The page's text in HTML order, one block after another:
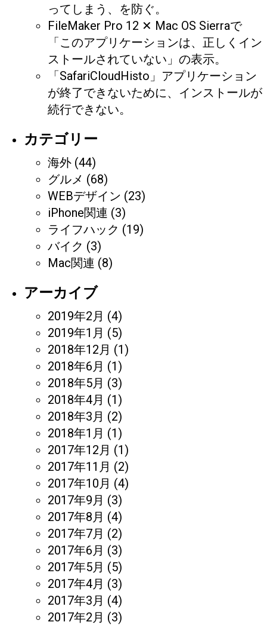
ってしまう、を防ぐ。
FileMaker Pro 12 ✕ Mac OS Sierraで
「このアプリケーションは、正しくイン
ストールされていない」の表示。
「SafariCloudHisto」アプリケーション
が終了できないために、インストールが
続行できない。
カテゴリー
海外 (44)
グルメ (68)
WEBデザイン (23)
iPhone関連 (3)
ライフハック (19)
バイク (3)
Mac関連 (8)
アーカイブ
2019年2月 (4)
2019年1月 (5)
2018年12月 (1)
2018年6月 (1)
2018年5月 (3)
2018年4月 (1)
2018年3月 (2)
2018年1月 (1)
2017年12月 (1)
2017年11月 (2)
2017年10月 (4)
2017年9月 (3)
2017年8月 (4)
2017年7月 (2)
2017年6月 (3)
2017年5月 (5)
2017年4月 (3)
2017年3月 (4)
2017年2月 (3)